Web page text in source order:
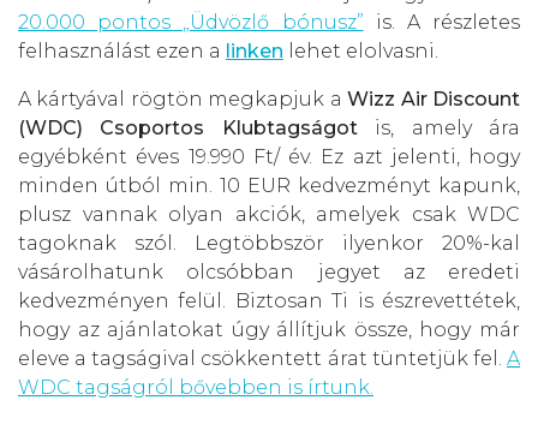
20.000 pontos „Üdvözlő bónusz” is. A részletes
felhasználást ezen a linken lehet elolvasni.
A kártyával rögtön megkapjuk aWizz Air Discount
(WDC) Csoportos Klubtagságotis, amely ára
egyébként éves 19.990 Ft/ év. Ez azt jelenti, hogy
minden útból min. 10 EUR kedvezményt kapunk,
plusz vannak olyan akciók, amelyek csak WDC
tagoknak szól. Legtöbbször ilyenkor 20%-kal
vásárolhatunk olcsóbban jegyet az eredeti
kedvezményen felül. Biztosan Ti is észrevettétek,
hogy az ajánlatokat úgy állítjuk össze, hogy már
eleve a tagságival csökkentett árat tüntetjük fel. A
WDC tagságról bővebben is írtunk.